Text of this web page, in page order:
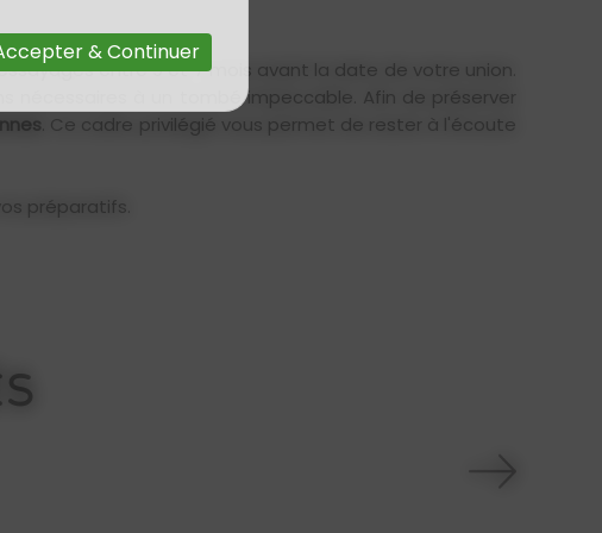
& Continuer
entre 9 et 7 mois avant la date de votre union.
nécessaires à un tombé impeccable. Afin de préserver
. Ce cadre privilégié vous permet de rester à l'écoute
préparatifs.